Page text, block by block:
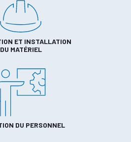
ET INSTALLATION
DU MATÉRIEL
DU PERSONNEL